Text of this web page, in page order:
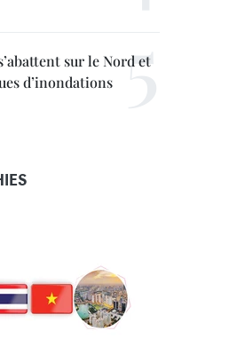
sur le Nord et
d’inondations